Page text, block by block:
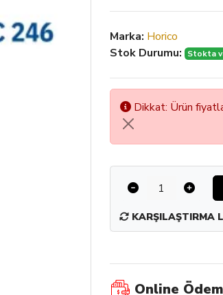
Marka: Horico
Stok Durumu:
Stokta
Dikkat: Ürün
KARŞILAŞTIRMA
Online